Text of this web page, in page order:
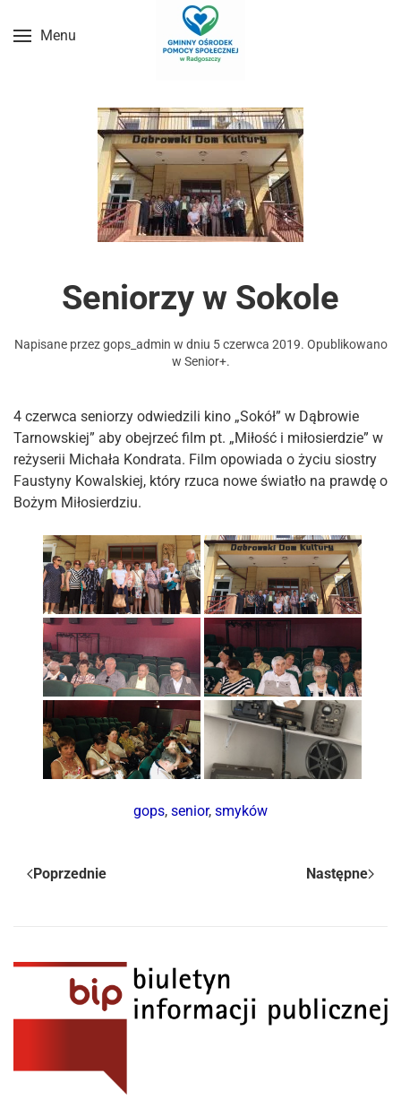
Przejdź do treści głównej
Menu
Seniorzy w Sokole
Napisane przezgops_admin w dniu 5 czerwca 2019. Opublikowano
w Senior+.
4 czerwca seniorzy odwiedzili kino „Sokół” w Dąbrowie
Tarnowskiej” aby obejrzeć film pt. „Miłość i miłosierdzie” w
reżyserii Michała Kondrata. Film opowiada o życiu siostry
Faustyny Kowalskiej, który rzuca nowe światło na prawdę o
Bożym Miłosierdziu.
gops, senior, smyków
Poprzednie Następne